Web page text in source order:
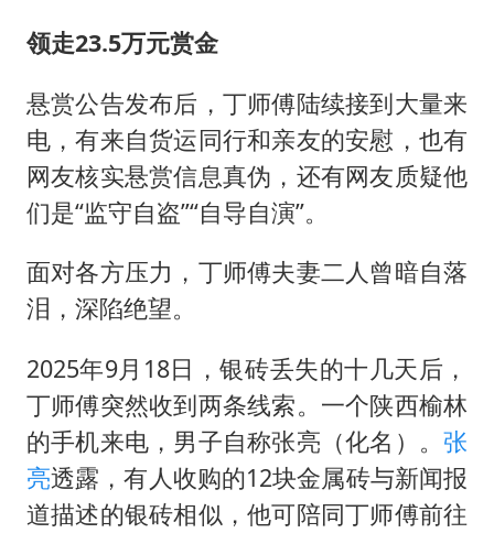
领走23.5万元赏金
悬赏公告发布后，丁师傅陆续接到大量来
电，有来自货运同行和亲友的安慰，也有
网友核实悬赏信息真伪，还有网友质疑他
们是“监守自盗”“自导自演”。
面对各方压力，丁师傅夫妻二人曾暗自落
泪，深陷绝望。
2025年9月18日，银砖丢失的十几天后，
丁师傅突然收到两条线索。一个陕西榆林
的手机来电，男子自称张亮（化名）。张
亮透露，有人收购的12块金属砖与新闻报
道描述的银砖相似，他可陪同丁师傅前往